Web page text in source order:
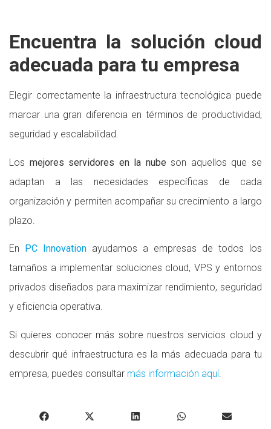
Encuentra la solución cloud
adecuada para tu empresa
Elegir correctamente la infraestructura tecnológica puede
marcar una gran diferencia en términos de productividad,
seguridad y escalabilidad.
Los mejores servidores en la nube son aquellos que se
adaptan a las necesidades específicas de cada
organización y permiten acompañar su crecimiento a largo
plazo.
En PC Innovation ayudamos a empresas de todos los
tamaños a implementar soluciones cloud, VPS y entornos
privados diseñados para maximizar rendimiento, seguridad
y eficiencia operativa.
Si quieres conocer más sobre nuestros servicios cloud y
descubrir qué infraestructura es la más adecuada para tu
empresa, puedes consultar más información aquí.